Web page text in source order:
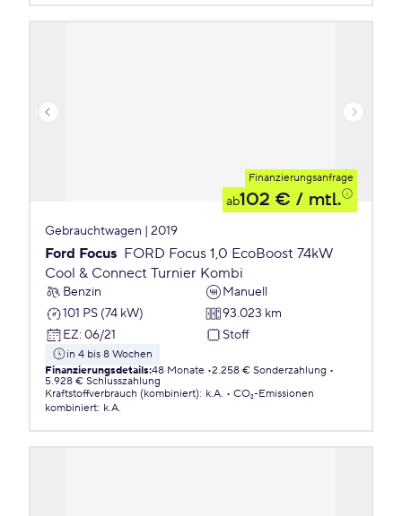
Finanzierungsanfrage
ab102 € / mtl.
Gebrauchtwagen | 2019
Ford Focus FORD Focus 1,0 EcoBoost 74kW
Cool & Connect Turnier Kombi
Benzin
Manuell
101 PS (74 kW)
93.023 km
EZ: 06/21 Stoff
in 4 bis 8 Wochen
Finanzierungsdetails:48 Monate 2.258 € Sonderzahlung
5.928 € Schlusszahlung
Kraftstoffverbrauch (kombiniert): k.A.
CO₂-Emissionen
kombiniert: k.A.